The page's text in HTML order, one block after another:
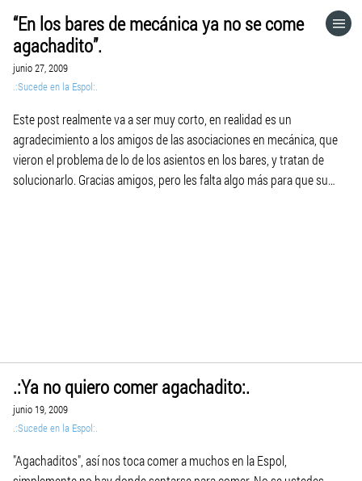
“En los bares de mecánica ya no se come
agachadito”.
junio 27, 2009
.:Sucede en la Espol:.
Este post realmente va a ser muy corto, en realidad es un
agradecimiento a los amigos de las asociaciones en mecánica, que
vieron el problema de lo de los asientos en los bares, y tratan de
solucionarlo. Gracias amigos, pero les falta algo más para que su
.:Ya no quiero comer agachadito:.
junio 19, 2009
.:Sucede en la Espol:.
"Agachaditos", así nos toca comer a muchos en la Espol,
HOME
IR A
VISITA EL SITIO WEB